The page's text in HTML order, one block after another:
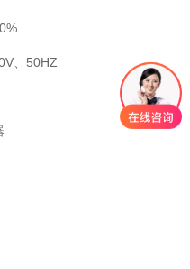
、50HZ